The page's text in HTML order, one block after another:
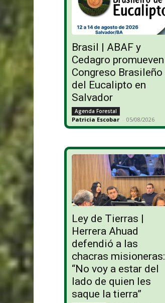
Brasil | ABAF y
Cedagro
Congreso Brasileño
del Eucalipto en
Salvador
Agenda Forestal
Patricia Escobar - 05/08/2026
Ley de Tierras |
Herrera Ahuad
defendió a las
chacras misioneras:
“No voy a estar del
lado de quien les
saque la tierra”